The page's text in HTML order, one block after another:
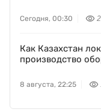
Сегодня, 00:30
Как Казахстан
производство
8 августа, 22:25